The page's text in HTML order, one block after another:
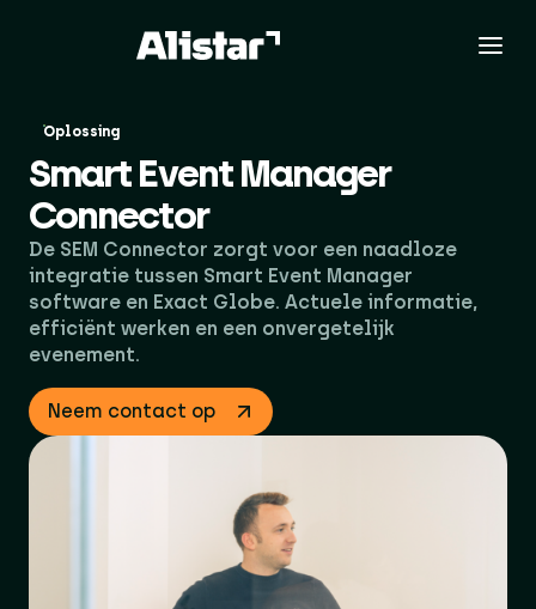
Oplossing
Smart Event Manager
Connector
De SEM Connector zorgt voor een naadloze
integratie tussen Smart Event Manager
software en Exact Globe. Actuele informatie,
efficiënt werken en een onvergetelijk
evenement.
Neem contact op